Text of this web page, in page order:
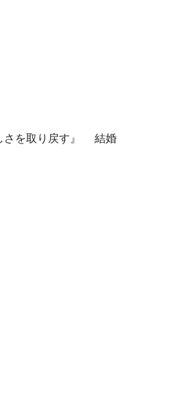
さを取り戻す』 結婚